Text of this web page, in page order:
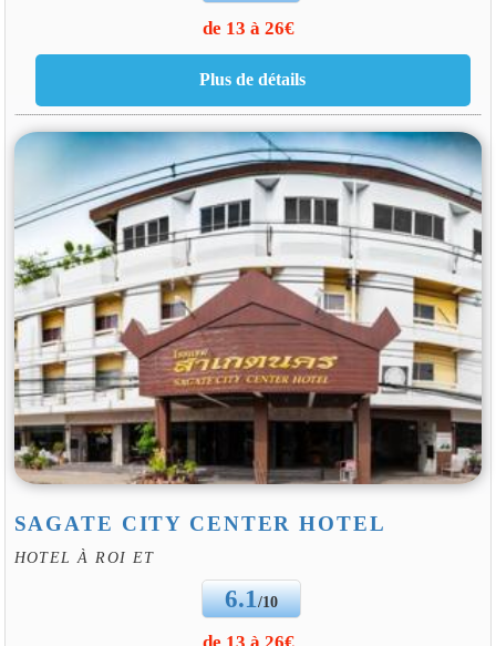
de 13 à 26€
SAGATE CITY CENTER HOTEL
HOTEL À ROI ET
6.1/10